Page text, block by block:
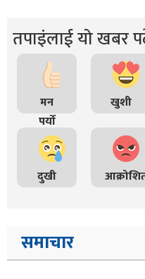
तपाइंलाई यो खबर
मन
पर्यो
खुशी
दुखी
समाचार